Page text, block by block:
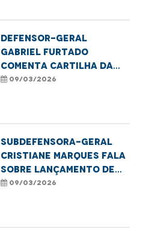
Defensor-geral
Gabriel Furtado
comenta cartilha da
DPE/MA sobre educação
09/03/2026
Subdefensora-geral
Cristiane Marques fala
sobre lançamento de
cartilha financeira
09/03/2026